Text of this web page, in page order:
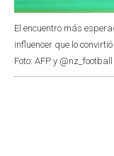
El encuentro más
influencer que lo
Foto: AFP y @nz_football